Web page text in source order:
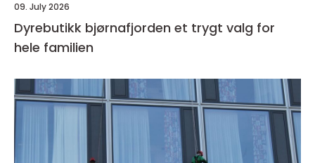
09. July 2026
Dyrebutikk bjørnafjorden et trygt valg for
hele familien